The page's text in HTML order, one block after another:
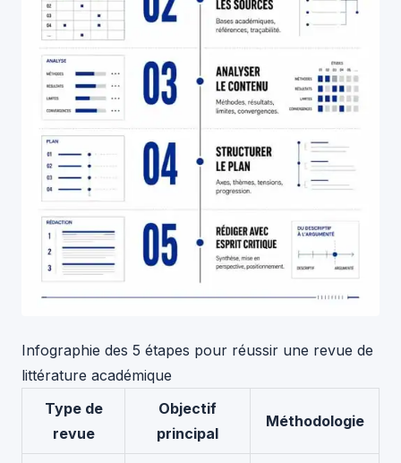
Infographie des 5 étapes pour réussir une revue de
littérature académique
Type de
revue
Objectif
principal
Méthodologie